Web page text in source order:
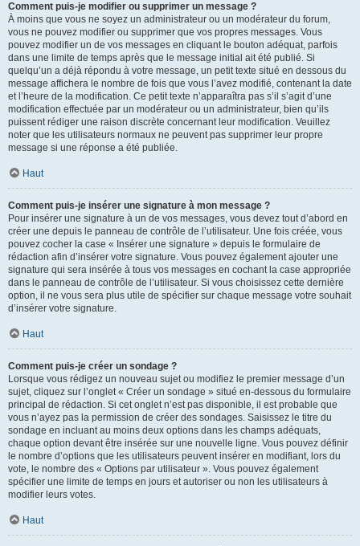
Comment puis-je modifier ou supprimer un message ?
À moins que vous ne soyez un administrateur ou un modérateur du forum,
vous ne pouvez modifier ou supprimer que vos propres messages. Vous
pouvez modifier un de vos messages en cliquant le bouton adéquat, parfois
dans une limite de temps après que le message initial ait été publié. Si
quelqu’un a déjà répondu à votre message, un petit texte situé en dessous du
message affichera le nombre de fois que vous l’avez modifié, contenant la date
et l’heure de la modification. Ce petit texte n’apparaîtra pas s’il s’agit d’une
modification effectuée par un modérateur ou un administrateur, bien qu’ils
puissent rédiger une raison discrète concernant leur modification. Veuillez
noter que les utilisateurs normaux ne peuvent pas supprimer leur propre
message si une réponse a été publiée.
Haut
Comment puis-je insérer une signature à mon message ?
Pour insérer une signature à un de vos messages, vous devez tout d’abord en
créer une depuis le panneau de contrôle de l’utilisateur. Une fois créée, vous
pouvez cocher la case « Insérer une signature » depuis le formulaire de
rédaction afin d’insérer votre signature. Vous pouvez également ajouter une
signature qui sera insérée à tous vos messages en cochant la case appropriée
dans le panneau de contrôle de l’utilisateur. Si vous choisissez cette dernière
option, il ne vous sera plus utile de spécifier sur chaque message votre souhait
d’insérer votre signature.
Haut
Comment puis-je créer un sondage ?
Lorsque vous rédigez un nouveau sujet ou modifiez le premier message d’un
sujet, cliquez sur l’onglet « Créer un sondage » situé en-dessous du formulaire
principal de rédaction. Si cet onglet n’est pas disponible, il est probable que
vous n’ayez pas la permission de créer des sondages. Saisissez le titre du
sondage en incluant au moins deux options dans les champs adéquats,
chaque option devant être insérée sur une nouvelle ligne. Vous pouvez définir
le nombre d’options que les utilisateurs peuvent insérer en modifiant, lors du
vote, le nombre des « Options par utilisateur ». Vous pouvez également
spécifier une limite de temps en jours et autoriser ou non les utilisateurs à
modifier leurs votes.
Haut